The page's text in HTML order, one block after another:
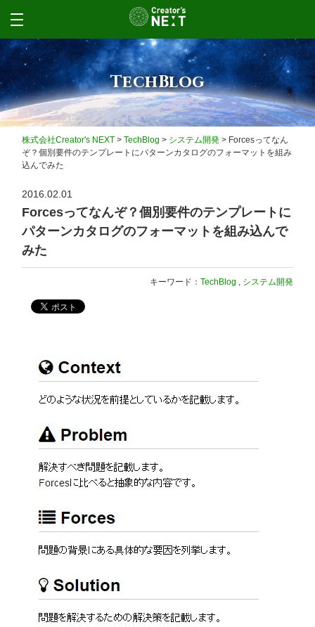
TechBlog
株式会社Creator's NEXT >TechBlog > システム開発 > Forcesってなん
ぞ？個別要件のテンプレートにパターンカタログのフォーマットを組み
込んでみた
2016.02.01
Forcesってなんぞ？個別要件のテンプレートに
パターンカタログのフォーマットを組み込んで
みた
キーワード： TechBlog , システム開発